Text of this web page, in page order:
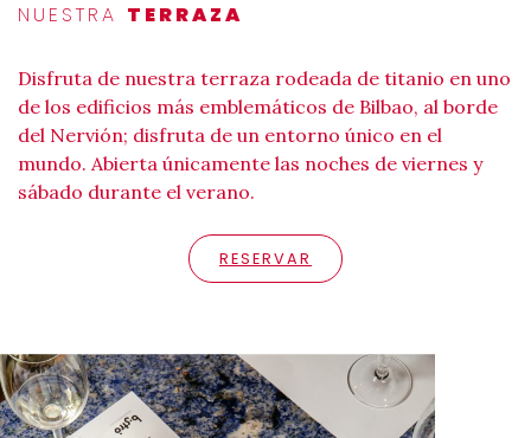
NUESTRA TERRAZA
Disfruta de nuestra terraza rodeada de titanio en uno
de los edificios más emblemáticos de Bilbao, al borde
del Nervión; disfruta de un entorno único en el
mundo. Abierta únicamente las noches de viernes y
sábado durante el verano.
RESERVAR